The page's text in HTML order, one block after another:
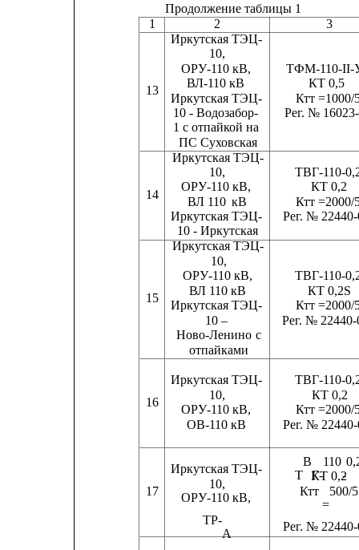
13
14
15
16
17
1
Продолжение таблицы 1
2
3
Иркутская ТЭЦ-
10,
ОРУ-110 кВ,
ТФМ-110-II-
ВЛ-110 кВ                    КТ 0,5
Иркутская ТЭЦ-
Ктт =1000/
10 - Водозабор-
Рег. №
1 с отпайкой на
ПС Суховская
Иркутская ТЭЦ-
10,
ТВГ-110-
ОРУ-110 кВ,
КТ 0,2
ВЛ 110 кВ
Ктт =2000/
Иркутская ТЭЦ-
Рег. №
10 - Иркутская
Иркутская ТЭЦ-
10,
ОРУ-110 кВ,
ТВГ-110-
ВЛ 110 кВ
КТ 0,2S
Иркутская ТЭЦ-
Ктт =2000/
10 –                 Рег. № 22440-
Ново-Ленино с
отпайками
Иркутская ТЭЦ-
ТВГ-110-
10,                           КТ 0,2
ОРУ-110 кВ,
Ктт =2000/
ОВ-110 кВ
Рег. №
10,
Иркутская ТЭЦ-
Т
В
Г-
110
-
КТ 0,2
ОРУ-110 кВ,
Ктт
=
500/5
ТР-
А
Рег. № 22440-